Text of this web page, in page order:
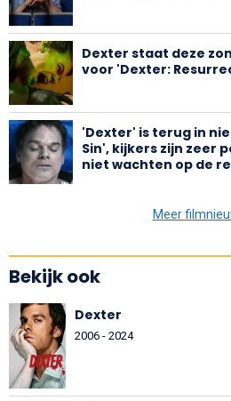
Dexter staat deze
voor 'Dexter:
'Dexter' is terug in
Sin', kijkers zijn zeer
niet wachten op de
Meer
Bekijk ook
Dexter
2006 - 2024